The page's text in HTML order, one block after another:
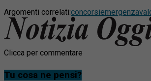
Argomenti correlati:concorsiemergenza
Clicca per commentare
Tu cosa ne pensi?